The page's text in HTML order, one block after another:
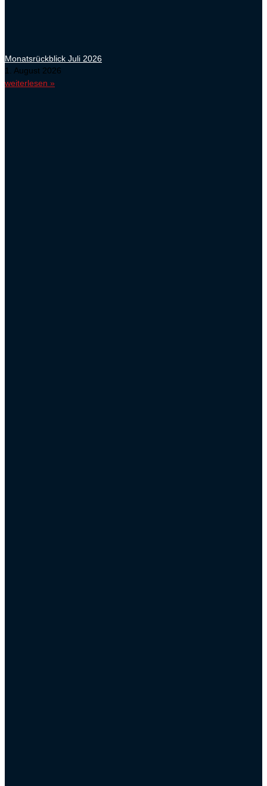
Monatsrückblick Juli 2026
1. August 2026
weiterlesen »